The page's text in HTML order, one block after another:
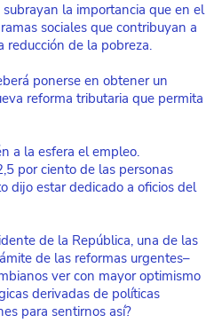
la importancia que en el
sociales que contribuyan a
reducción de la pobreza.
ponerse en obtener un
reforma tributaria que permita
a la esfera el empleo.
por ciento de las personas
dijo estar dedicado a oficios del
de la República, una de las
de las reformas urgentes–
ver con mayor optimismo
derivadas de políticas
para sentirnos así?